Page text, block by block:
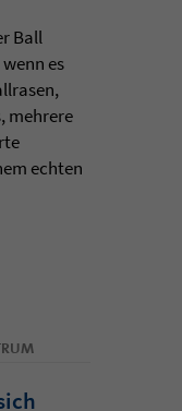
Ball
es
mehrere
echten